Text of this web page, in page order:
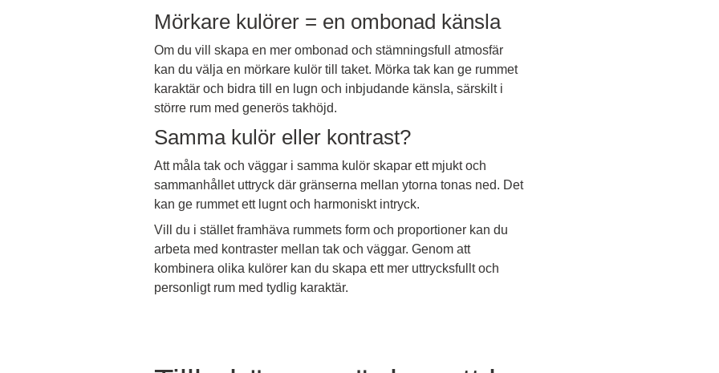
Mörkare kulörer = en ombonad känsla
Om du vill skapa en mer ombonad och stämningsfull atmosfär
kan du välja en mörkare kulör till taket. Mörka tak kan ge rummet
karaktär och bidra till en lugn och inbjudande känsla, särskilt i
större rum med generös takhöjd.
Samma kulör eller kontrast?
Att måla tak och väggar i samma kulör skapar ett mjukt och
sammanhållet uttryck där gränserna mellan ytorna tonas ned. Det
kan ge rummet ett lugnt och harmoniskt intryck.
Vill du i stället framhäva rummets form och proportioner kan du
arbeta med kontraster mellan tak och väggar. Genom att
kombinera olika kulörer kan du skapa ett mer uttrycksfullt och
personligt rum med tydlig karaktär.